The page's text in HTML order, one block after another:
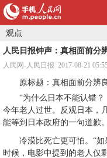
观点
人民日报钟声：真相面前分
人民网-人民日报 2017-08-21
原标题：真相面前分辨
“为什么日本不能认错
今年老人过世。反观日本，
能等到日本政府的一句道歉。
冷漠比死亡更可怕。“
时候，电影中提到的老人仅